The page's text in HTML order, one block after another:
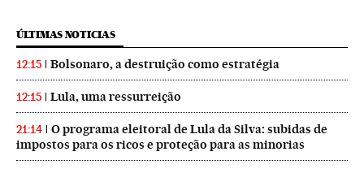
ÚLTIMAS NOTICIAS
12:15 Bolsonaro, a destruição como estratégia
12:15 Lula, uma ressurreição
21:14
O programa eleitoral de Lula da Silva: subidas de
impostos para os ricos e proteção para as minorias